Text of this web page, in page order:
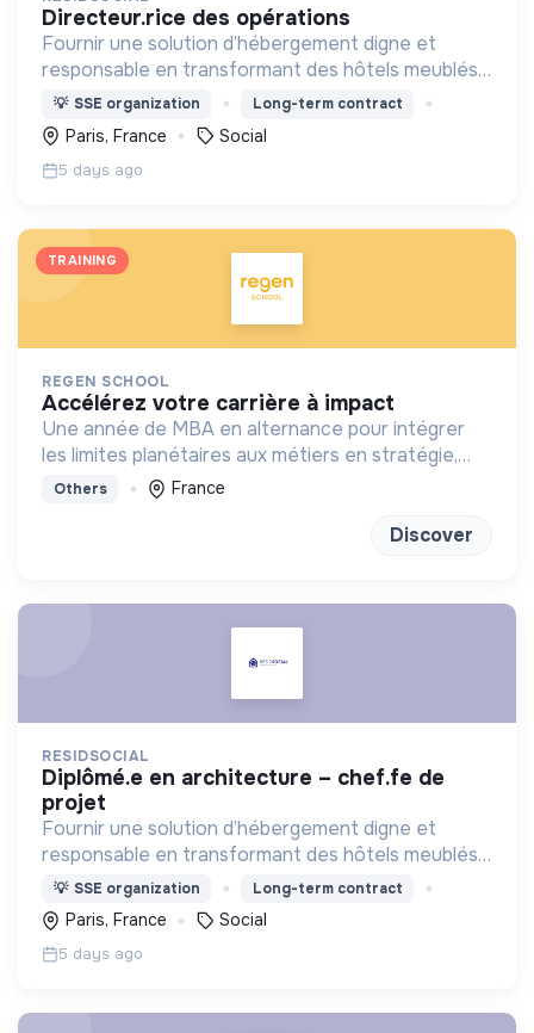
directeur.rice des opérations
Fournir une solution d’hébergement digne et
responsable en transformant des hôtels meublés
pour les adapter à l'accueil de familles en situation
de précarité.
💡 SSE organization Long-term contract
Paris, France Social
5 days ago
TRAINING
REGEN SCHOOL
accélérez votre carrière à impact
Une année de MBA en alternance pour intégrer
les limites planétaires aux métiers en stratégie,
marketing, finance et achats
Others France
Discover
RESIDSOCIAL
diplômé.e en architecture – chef.fe de
projet
Fournir une solution d’hébergement digne et
responsable en transformant des hôtels meublés
pour les adapter à l'accueil de familles en situation
de précarité.
💡 SSE organization Long-term contract
Paris, France Social
5 days ago